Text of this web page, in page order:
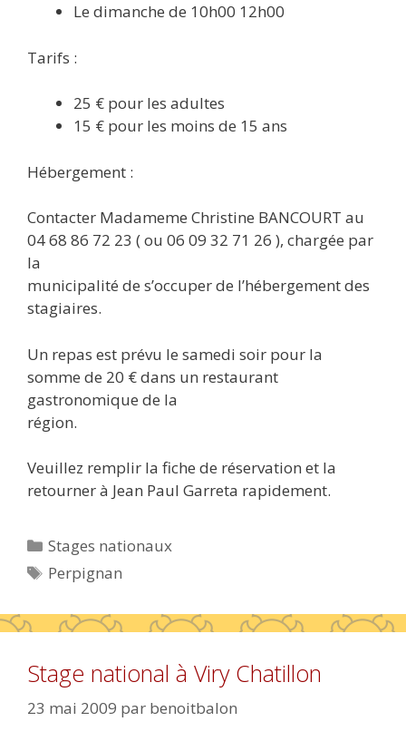
Le dimanche de 10h00 12h00
Tarifs :
25 € pour les adultes
15 € pour les moins de 15 ans
Hébergement :
Contacter Madameme Christine BANCOURT au
04 68 86 72 23 ( ou 06 09 32 71 26 ), chargée par
la
municipalité de s’occuper de l’hébergement des
stagiaires.
Un repas est prévu le samedi soir pour la
somme de 20 € dans un restaurant
gastronomique de la
région.
Veuillez remplir la fiche de réservation et la
retourner à Jean Paul Garreta rapidement.
Catégories
Stages nationaux
Étiquettes
Perpignan
Stage national à Viry Chatillon
23 mai 2009 par benoitbalon